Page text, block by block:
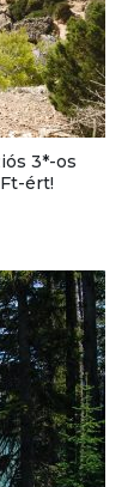
3*-os
ért!